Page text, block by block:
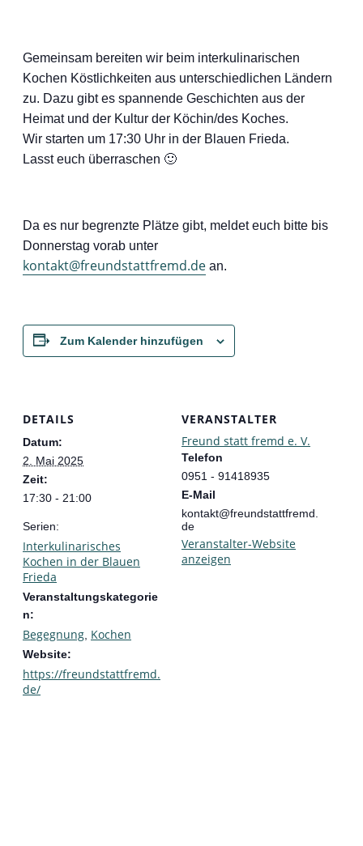
Gemeinsam bereiten wir beim interkulinarischen
Kochen Köstlichkeiten aus unterschiedlichen Ländern
zu. Dazu gibt es spannende Geschichten aus der
Heimat und der Kultur der Köchin/des Koches.
Wir starten um 17:30 Uhr in der Blauen Frieda.
Lasst euch überraschen 🙂
Da es nur begrenzte Plätze gibt, meldet euch bitte bis
Donnerstag vorab unter
kontakt@freundstattfremd.de an.
Zum Kalender hinzufügen
DETAILS
Datum:
2. Mai 2025
Zeit:
17:30 - 21:00
Serien:
Interkulinarisches
Kochen in der Blauen
Frieda
Veranstaltungskategorie
n:
Begegnung Kochen
Website:
https://freundstattfremd.
de/
VERANSTALTER
Freund statt fremd e. V.
Telefon
0951 - 91418935
E-Mail
kontakt@freundstattfremd.
de
Veranstalter-Website
anzeigen